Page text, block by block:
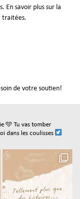
En savoir plus sur la
traitées.
de votre soutien!
🩵 Tu vas tomber
dans les coulisses